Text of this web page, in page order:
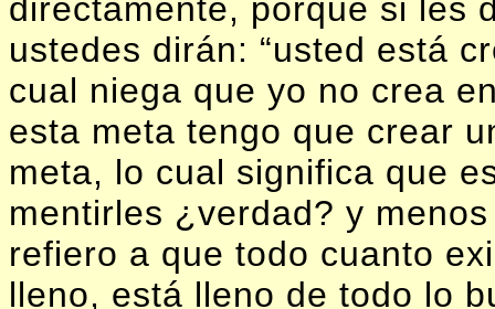
directamente, porque si les
ustedes dirán: “usted está
cual niega que yo no crea
esta meta tengo que crear
meta, lo cual significa que
mentirles ¿verdad? y
refiero a que todo cuanto
lleno, está lleno de todo lo